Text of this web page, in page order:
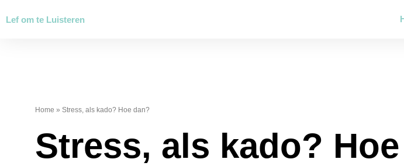
naar
Lef om te Luisteren
Home » Stress, als kado? Hoe dan?
Stress, als kado?